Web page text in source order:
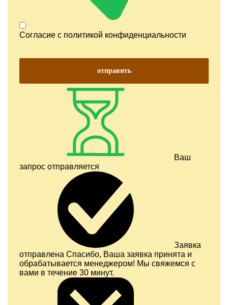
Согласие с политикой конфиденциальности
отправить
Ваш
запрос отправляется
Заявка
отправлена Спасибо, Ваша заявка принята и
обрабатывается менеджером! Мы свяжемся с
вами в течение 30 минут.